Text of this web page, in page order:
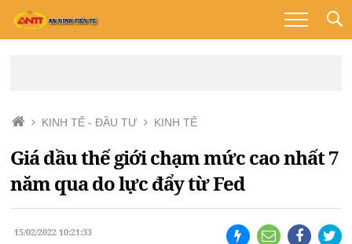
KINH TẾ - ĐẦU TƯ KINH TẾ
Giá dầu thế giới chạm mức cao nhất 7
năm qua do lực đẩy từ Fed
15/02/2022 10:21:33